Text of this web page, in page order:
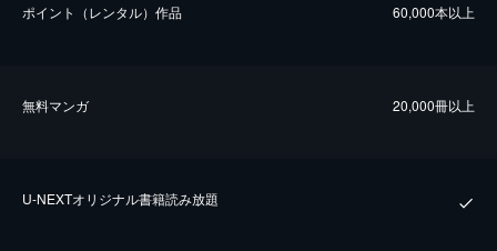
ポイント（レンタル）作品 60,000本以上
無料マンガ 20,000冊以上
U-NEXTオリジナル書籍読み放題